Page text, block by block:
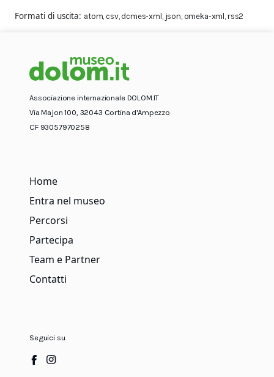
Formati di uscita atom csv, dcmes-xml json omeka-xml rss2
Associazione internazionale DOLOM.IT
Via Majon 100, 32043 Cortina d'Ampezzo
CF 93057970258
Home
Entra nel museo
Percorsi
Partecipa
Team e Partner
Contatti
Seguici su